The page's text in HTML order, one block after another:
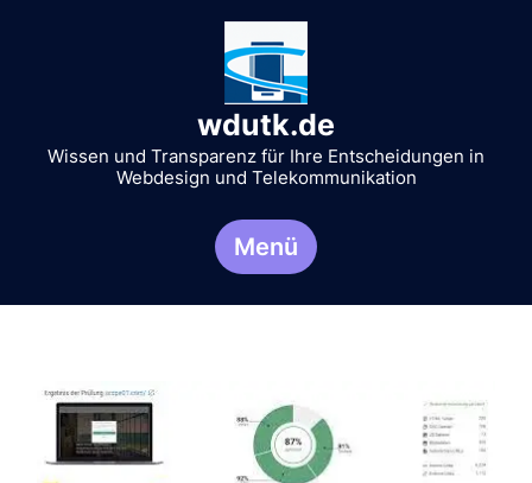
wdutk.de
Wissen und Transparenz für Ihre Entscheidungen in
Webdesign und Telekommunikation
Menü